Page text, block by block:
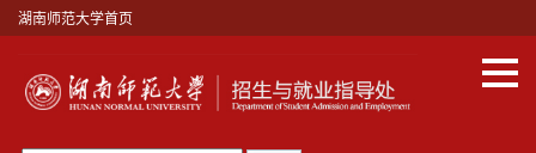
湖南师范大学首页